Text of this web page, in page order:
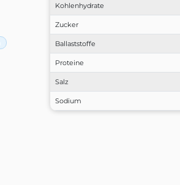
Kohlenhydrate
Zucker
Ballaststoffe
Proteine
Salz
Sodium